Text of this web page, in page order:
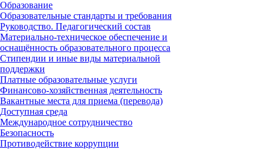
Образование
Образовательные стандарты и требования
Руководство. Педагогический состав
Материально-техническое обеспечение и
оснащённость образовательного процесса
Стипендии и иные виды материальной
поддержки
Платные образовательные услуги
Финансово-хозяйственная деятельность
Вакантные места для приема (перевода)
Доступная среда
Международное сотрудничество
Безопасность
Противодействие коррупции